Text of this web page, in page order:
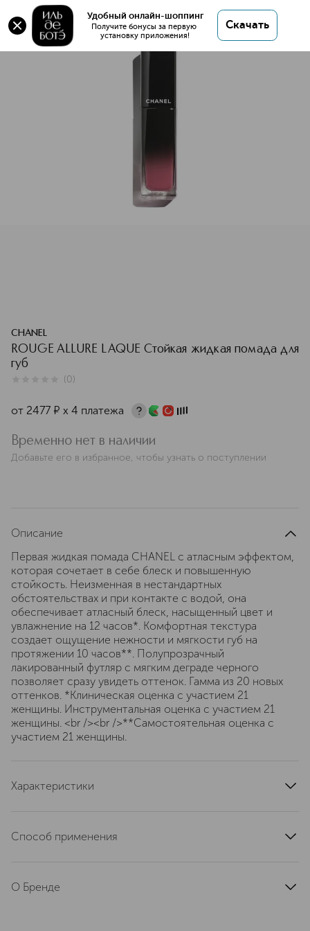
Удобный онлайн-шоппинг
Получите бонусы за первую
установку приложения!
Скачать
ROUGE ALLURE LAQUE Стойкая жидкая помада для губ
CHANEL
ROUGE ALLURE LAQUE Стойкая жидкая помада для
губ
(0)
от 2477 ¤ х 4 платежа
Временно нет в наличии
Добавьте его в избранное, чтобы узнать о поступлении
Описание
Первая жидкая помада CHANEL с атласным эффектом,
которая сочетает в себе блеск и повышенную
стойкость. Неизменная в нестандартных
обстоятельствах и при контакте с водой, она
обеспечивает атласный блеск, насыщенный цвет и
увлажнение на 12 часов*. Комфортная текстура
создает ощущение нежности и мягкости губ на
протяжении 10 часов**. Полупрозрачный
лакированный футляр с мягким деграде черного
позволяет сразу увидеть оттенок. Гамма из 20 новых
оттенков. *Клиническая оценка с участием 21
женщины. Инструментальная оценка с участием 21
женщины. <br /><br />**Самостоятельная оценка с
участием 21 женщины.
Характеристики
артикул
Способ применения
О Бренде